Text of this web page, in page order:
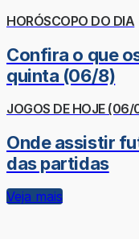
HORÓSCOPO DO DIA
Confira o que
quinta (06/8)
JOGOS DE HOJE
Onde assistir
das partidas
Veja mais